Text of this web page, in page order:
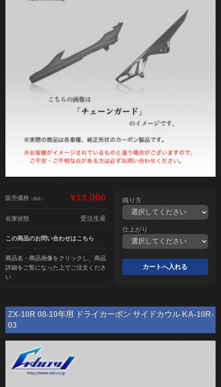
販売価格 （税込） ¥13,000
在庫状態 受注生産
この商品のお問い合わせはこちら
商品名・商品画像をクリックし、商品
詳細をご覧になった上でご注文くださ
い
織り方
仕上がり
ZX-10R 08-10年用 ドライカーボン サイドカウル KA-10R-
03